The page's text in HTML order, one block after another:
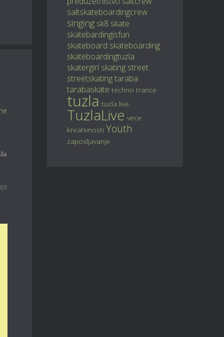
,
saltskateboardingcrew
singing sk8 skate
skatebardingisfun
skateboard skateboarding
skateboardingtuzla
skatergirl skating street
streetskating taraba
tarabaskate techno trance
tuzla tuzla live
TuzlaLive vece
kreativnosti Youth
zaposljavanje